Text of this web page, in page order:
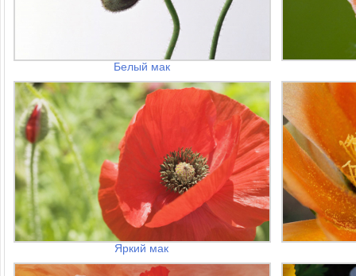
Белый мак
Яркий мак